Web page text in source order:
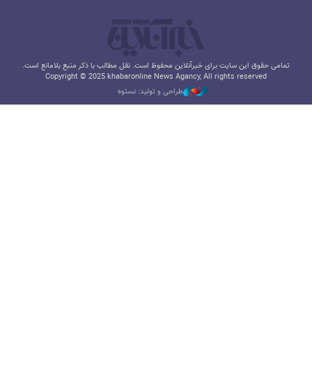
تمامی حقوق این سایت برای خبرآنلاین محفوظ است. نقل مطالب با ذکر منبع بلامانع است.
Copyright © 2025 khabaronline News Agancy, All rights reserved
طراحی و تولید: نستوه